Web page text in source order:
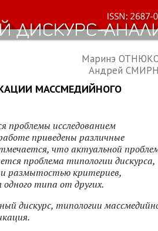
Маринэ
Андрей
МАССМЕДИЙНОГО
исследованием
приведены различные
что актуальной
проблема типологии дискурса,
и размытостью критериев,
типа от других.
дискурс, типологии